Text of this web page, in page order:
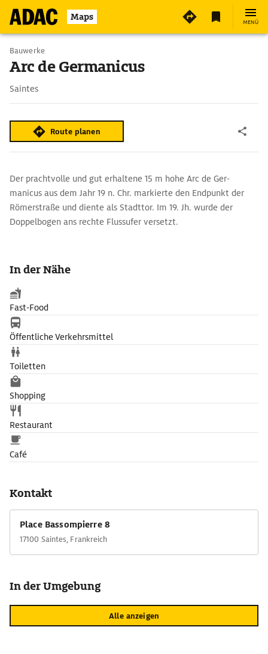
Maps MENÜ
Bauwerke
Arc de Germanicus
Saintes
Route planen
Der prachtvolle und gut erhaltene 15 m hohe Arc de Ger­
manicus aus dem Jahr 19 n. Chr. markierte den Endpunkt der
Römerstraße und diente als Stadttor. Im 19. Jh. wurde der
Doppelbogen ans rechte Flussufer versetzt.
In der Nähe
Fast-Food
Öffentliche Verkehrsmittel
Toiletten
Shopping
Restaurant
Café
Kontakt
Place Bassompierre 8
17100 Saintes, Frankreich
In der Umgebung
Alle anzeigen